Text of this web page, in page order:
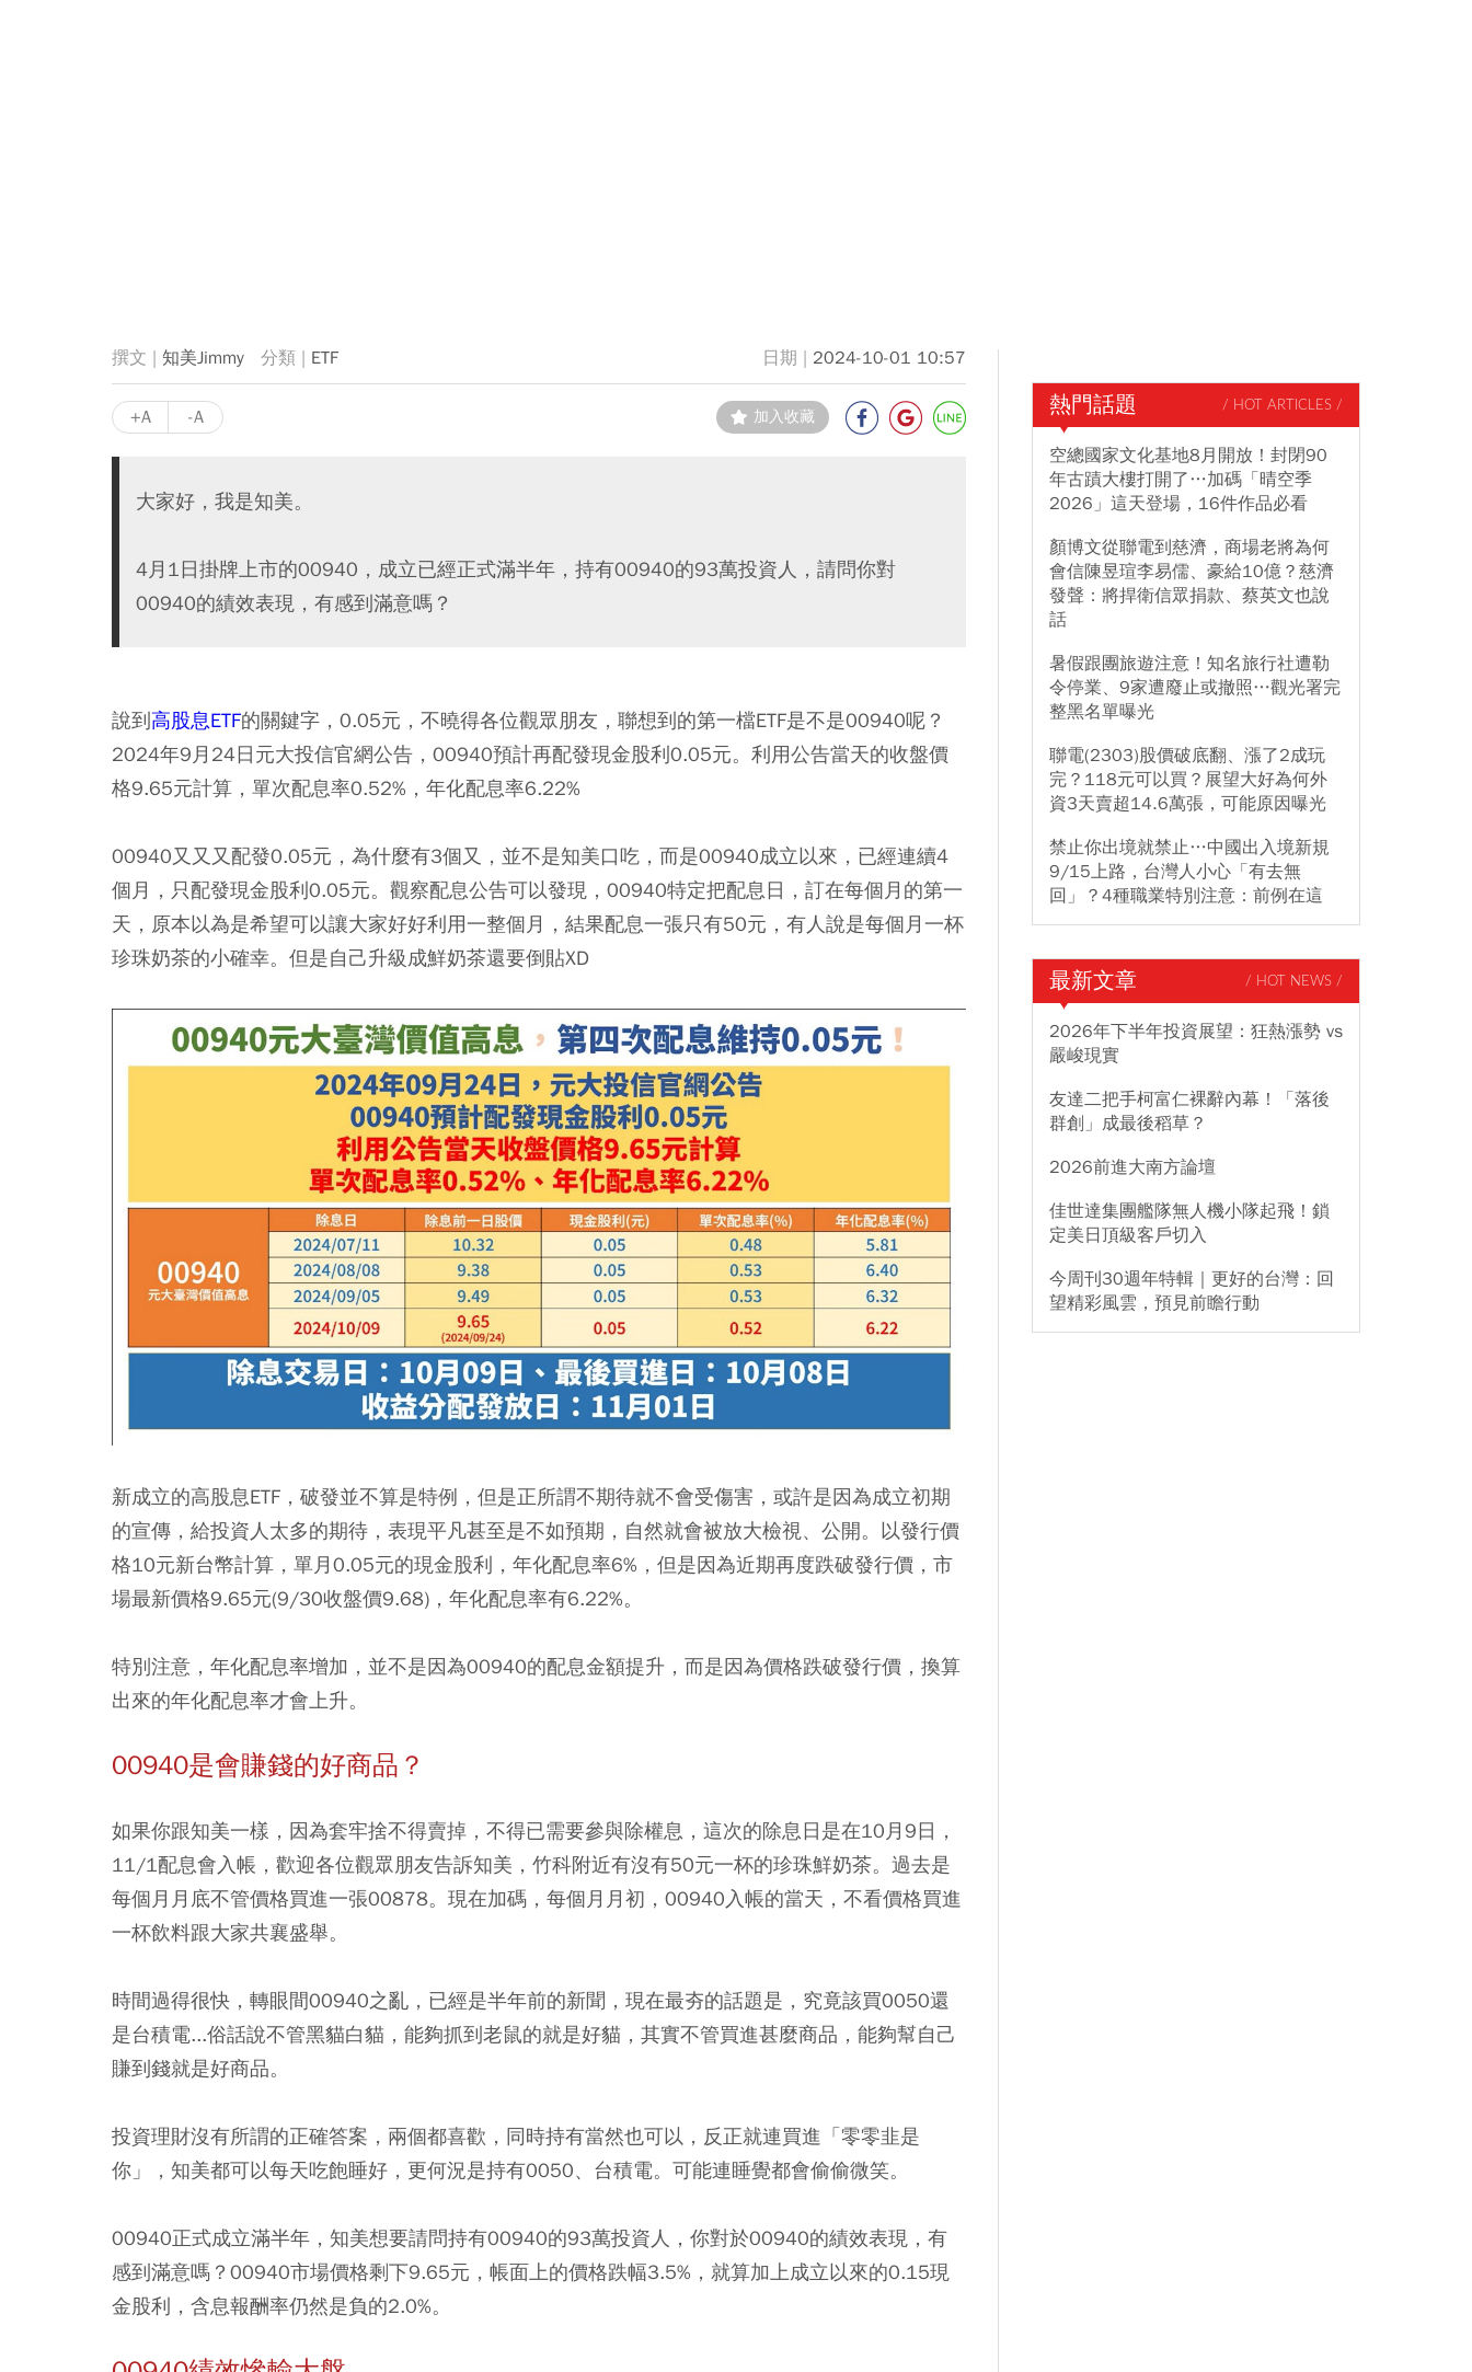
知美Jimmy ETF 2024-10-01 10:57
+A -A 加入收藏
大家好，我是知美。
4月1日掛牌上市的00940，成立已經正式滿半年，持有00940的93萬投資人，請問你對
00940的績效表現，有感到滿意嗎？
說到高股息ETF的關鍵字，0.05元，不曉得各位觀眾朋友，聯想到的第一檔ETF是不是00940呢？
2024年9月24日元大投信官網公告，00940預計再配發現金股利0.05元。利用公告當天的收盤價
格9.65元計算，單次配息率0.52%，年化配息率6.22%
00940又又又配發0.05元，為什麼有3個又，並不是知美口吃，而是00940成立以來，已經連續4
個月，只配發現金股利0.05元。觀察配息公告可以發現，00940特定把配息日，訂在每個月的第一
天，原本以為是希望可以讓大家好好利用一整個月，結果配息一張只有50元，有人說是每個月一杯
珍珠奶茶的小確幸。但是自己升級成鮮奶茶還要倒貼XD
新成立的高股息ETF，破發並不算是特例，但是正所謂不期待就不會受傷害，或許是因為成立初期
的宣傳，給投資人太多的期待，表現平凡甚至是不如預期，自然就會被放大檢視、公開。以發行價
格10元新台幣計算，單月0.05元的現金股利，年化配息率6%，但是因為近期再度跌破發行價，市
場最新價格9.65元(9/30收盤價9.68)，年化配息率有6.22%。
特別注意，年化配息率增加，並不是因為00940的配息金額提升，而是因為價格跌破發行價，換算
出來的年化配息率才會上升。
00940是會賺錢的好商品？
如果你跟知美一樣，因為套牢捨不得賣掉，不得已需要參與除權息，這次的除息日是在10月9日，
11/1配息會入帳，歡迎各位觀眾朋友告訴知美，竹科附近有沒有50元一杯的珍珠鮮奶茶。過去是
每個月月底不管價格買進一張00878。現在加碼，每個月月初，00940入帳的當天，不看價格買進
一杯飲料跟大家共襄盛舉。
時間過得很快，轉眼間00940之亂，已經是半年前的新聞，現在最夯的話題是，究竟該買0050還
是台積電...俗話說不管黑貓白貓，能夠抓到老鼠的就是好貓，其實不管買進甚麼商品，能夠幫自己
賺到錢就是好商品。
投資理財沒有所謂的正確答案，兩個都喜歡，同時持有當然也可以，反正就連買進「零零韭是
你」，知美都可以每天吃飽睡好，更何況是持有0050、台積電。可能連睡覺都會偷偷微笑。
00940正式成立滿半年，知美想要請問持有00940的93萬投資人，你對於00940的績效表現，有
感到滿意嗎？00940市場價格剩下9.65元，帳面上的價格跌幅3.5%，就算加上成立以來的0.15現
金股利，含息報酬率仍然是負的2.0%。
熱門話題 / HOT ARTICLES /
空總國家文化基地8月開放！封閉90
年古蹟大樓打開了…加碼「晴空季
2026」這天登場，16件作品必看
顏博文從聯電到慈濟，商場老將為何
會信陳昱瑄李易儒、豪給10億？慈濟
發聲：將捍衛信眾捐款、蔡英文也說
話
暑假跟團旅遊注意！知名旅行社遭勒
令停業、9家遭廢止或撤照…觀光署完
整黑名單曝光
聯電(2303)股價破底翻、漲了2成玩
完？118元可以買？展望大好為何外
資3天賣超14.6萬張，可能原因曝光
禁止你出境就禁止…中國出入境新規
9/15上路，台灣人小心「有去無
回」？4種職業特別注意：前例在這
最新文章 / HOT NEWS /
2026年下半年投資展望：狂熱漲勢 vs
嚴峻現實
友達二把手柯富仁裸辭內幕！「落後
群創」成最後稻草？
2026前進大南方論壇
佳世達集團艦隊無人機小隊起飛！鎖
定美日頂級客戶切入
今周刊30週年特輯｜更好的台灣：回
望精彩風雲，預見前瞻行動